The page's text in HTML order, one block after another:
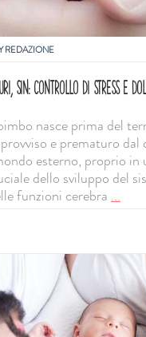
REDAZIONE
SIN: CONTROLLO DI STRESS E
nasce prima del
e prematuro
esterno, proprio in
dello sviluppo del
funzioni cerebra...